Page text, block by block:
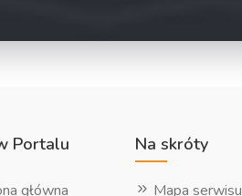
Portalu
główna
Na skróty
Mapa serwisu